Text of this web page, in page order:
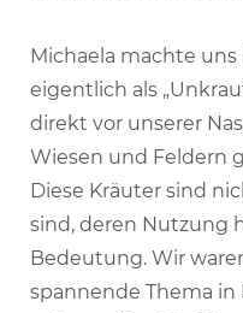
Michaela machte uns
eigentlich als
direkt vor unserer
Wiesen und Feldern
Diese Kräuter sind
sind, deren Nutzung
Bedeutung. Wir
spannende Thema